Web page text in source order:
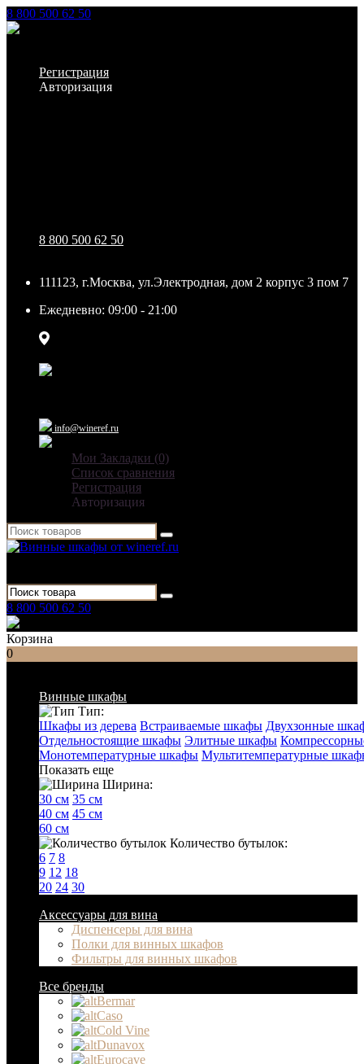
8 800 500 62 50
Регистрация
Авторизация
8 800 500 62 50
111123, г.Москва, ул.Электродная, дом 2 корпус 3 пом 7
Ежедневно: 09:00 - 21:00
info@wineref.ru
Мои Закладки (0)
Список сравнения
Регистрация
Авторизация
8 800 500 62 50
Корзина
0
Винные шкафы
Тип:
Шкафы из дерева Встраиваемые шкафы Двухзонные
Отдельностоящие шкафы Элитные шкафы
Монотемпературные шкафы Мультитемпературные
Показать еще
Ширина:
30 см 35 см
40 см 45 см
60 см
Количество бутылок:
6 7 8
9 12 18
20 24 30
Аксессуары для вина
Диспенсеры для вина
Полки для винных шкафов
Фильтры для винных шкафов
Все бренды
Bermar
Caso
Cold Vine
Dunavox
Eurocave